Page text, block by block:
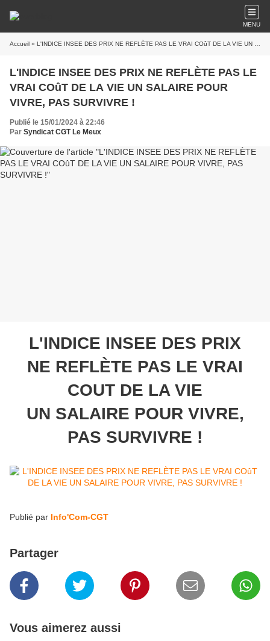
MENU
Accueil » L'INDICE INSEE DES PRIX NE REFLÈTE PAS LE VRAI COûT DE LA VIE UN SALAIRE POUR VIVRE, PAS SURVIVRE !
L'INDICE INSEE DES PRIX NE REFLÈTE PAS LE
VRAI COûT DE LA VIE UN SALAIRE POUR
VIVRE, PAS SURVIVRE !
Publié le 15/01/2024 à 22:46
Par Syndicat CGT Le Meux
L'INDICE INSEE DES PRIX
NE REFLÈTE PAS LE VRAI
COUT DE LA VIE
UN SALAIRE POUR VIVRE,
PAS SURVIVRE !
Publié par Info'Com-CGT
Partager
Vous aimerez aussi